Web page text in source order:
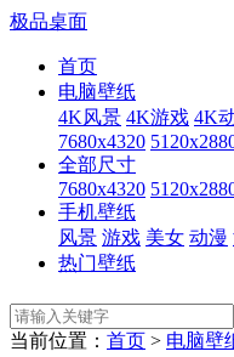
极品桌面
首页
电脑壁纸
4K风景 4K游戏 4K
7680x4320
全部尺寸
7680x4320
手机壁纸
风景 游戏 美女 动漫
热门壁纸
当前位置： 首页 > 电脑壁